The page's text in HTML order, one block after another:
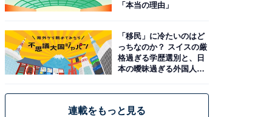
「本当の理由」
「移民」に冷たいのはど
っちなのか？ スイスの厳
格過ぎる学歴選別と、日
本の曖昧過ぎる外国人政
連載をもっと見る